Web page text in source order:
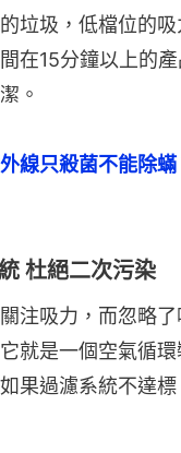
垃圾，低檔位的
在15分鐘以上的
。
線只殺菌不能除
杜絕二次污染
注吸力，而忽略
就是一個空氣循
果過濾系統不達